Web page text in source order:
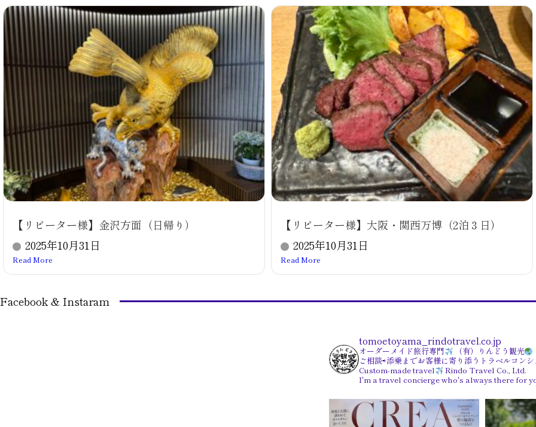
【リピーター様】金沢方面（日帰り）
2025年10月31日
Read More
【リピーター様】大阪・関西万博（2泊３日）
2025年10月31日
Read More
Facebook & Instaram
tomoetoyama_rindotravel.co.jp
オーダーメイド旅行専門
（有）りんどう観光
ご相談⇨添乗までお客様に寄り添うトラベルコン
Custom-made travel
Rindo Travel Co., Ltd.
I'm a travel concierge who's always there for